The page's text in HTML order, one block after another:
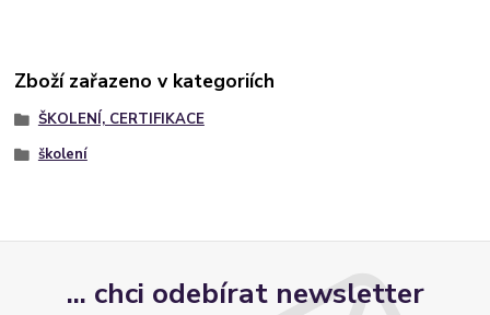
Zboží zařazeno v kategoriích
ŠKOLENÍ, CERTIFIKACE
školení
... chci odebírat newsletter